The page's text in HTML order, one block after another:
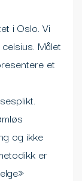
i Oslo. Vi
Målet
et
og ikke
er